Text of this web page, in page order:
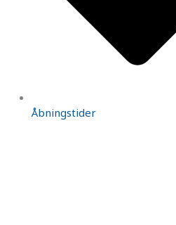
Åbningstider